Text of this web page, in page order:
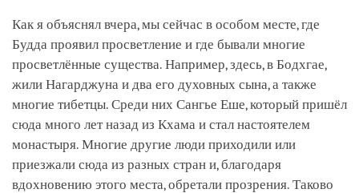
Как я объяснял вчера, мы сейчас в особом месте, где
Будда проявил просветление и где бывали многие
просветлённые существа. Например, здесь, в Бодхгае,
жили Нагарджуна и два его духовных сына, а также
многие тибетцы. Среди них Сангье Еше, который пришёл
сюда много лет назад из Кхама и стал настоятелем
монастыря. Многие другие люди приходили или
приезжали сюда из разных стран и, благодаря
вдохновению этого места, обретали прозрения. Таково